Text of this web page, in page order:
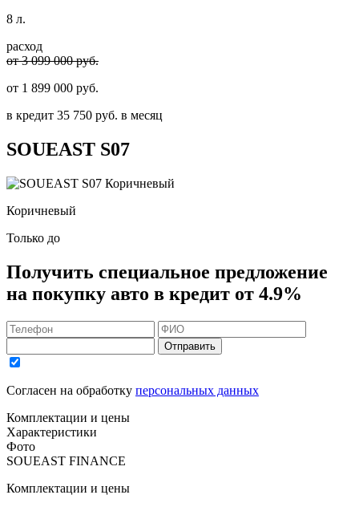
8 л.
расход
от 3 099 000 руб.
от 1 899 000 руб.
в кредит 35 750 руб. в месяц
SOUEAST S07
Коричневый
Только до
Получить специальное предложение
на покупку авто в кредит от 4.9%
Отправить
Согласен на обработку персональных данных
Комплектации и цены
Характеристики
Фото
SOUEAST FINANCE
Комплектации и цены